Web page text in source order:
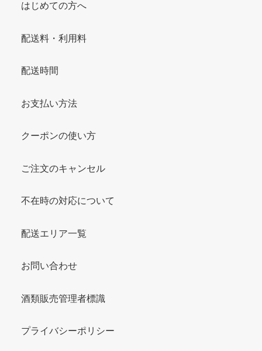
はじめての方へ
配送料・利用料
配送時間
お支払い方法
クーポンの使い方
ご注文のキャンセル
不在時の対応について
配送エリア一覧
お問い合わせ
酒類販売管理者標識
プライバシーポリシー